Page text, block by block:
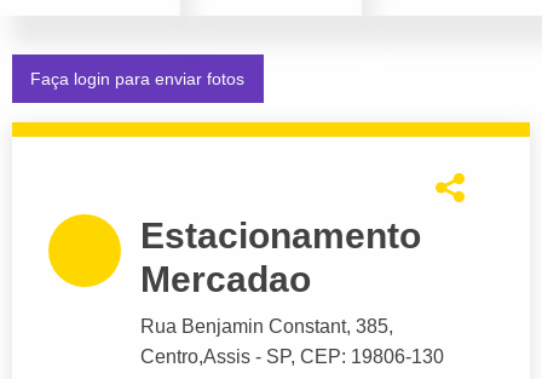
Faça login para enviar fotos
Estacionamento
Mercadao
Rua Benjamin Constant, 385,
Centro,Assis - SP, CEP: 19806-130